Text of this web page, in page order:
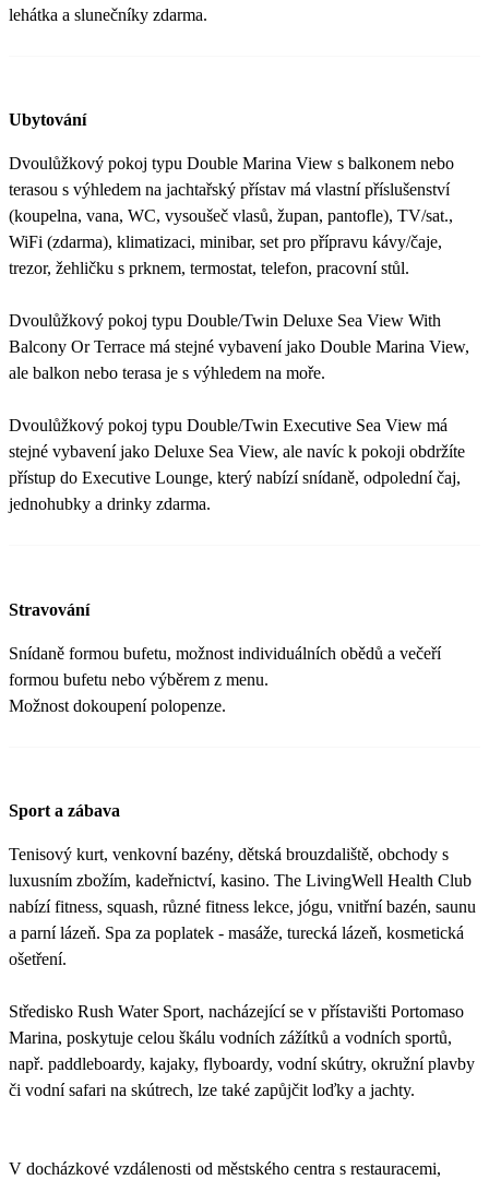
lehátka a slunečníky zdarma.
Ubytování
Dvoulůžkový pokoj typu Double Marina View s balkonem nebo
terasou s výhledem na jachtařský přístav má vlastní příslušenství
(koupelna, vana, WC, vysoušeč vlasů, župan, pantofle), TV/sat.,
WiFi (zdarma), klimatizaci, minibar, set pro přípravu kávy/čaje,
trezor, žehličku s prknem, termostat, telefon, pracovní stůl.
Dvoulůžkový pokoj typu Double/Twin Deluxe Sea View With
Balcony Or Terrace má stejné vybavení jako Double Marina View,
ale balkon nebo terasa je s výhledem na moře.
Dvoulůžkový pokoj typu Double/Twin Executive Sea View má
stejné vybavení jako Deluxe Sea View, ale navíc k pokoji obdržíte
přístup do Executive Lounge, který nabízí snídaně, odpolední čaj,
jednohubky a drinky zdarma.
Stravování
Snídaně formou bufetu, možnost individuálních obědů a večeří
formou bufetu nebo výběrem z menu.
Možnost dokoupení polopenze.
Sport a zábava
Tenisový kurt, venkovní bazény, dětská brouzdaliště, obchody s
luxusním zbožím, kadeřnictví, kasino. The LivingWell Health Club
nabízí fitness, squash, různé fitness lekce, jógu, vnitřní bazén, saunu
a parní lázeň. Spa za poplatek - masáže, turecká lázeň, kosmetická
ošetření.
Středisko Rush Water Sport, nacházející se v přístavišti Portomaso
Marina, poskytuje celou škálu vodních zážítků a vodních sportů,
např. paddleboardy, kajaky, flyboardy, vodní skútry, okružní plavby
či vodní safari na skútrech, lze také zapůjčit loďky a jachty.
V docházkové vzdálenosti od městského centra s restauracemi,